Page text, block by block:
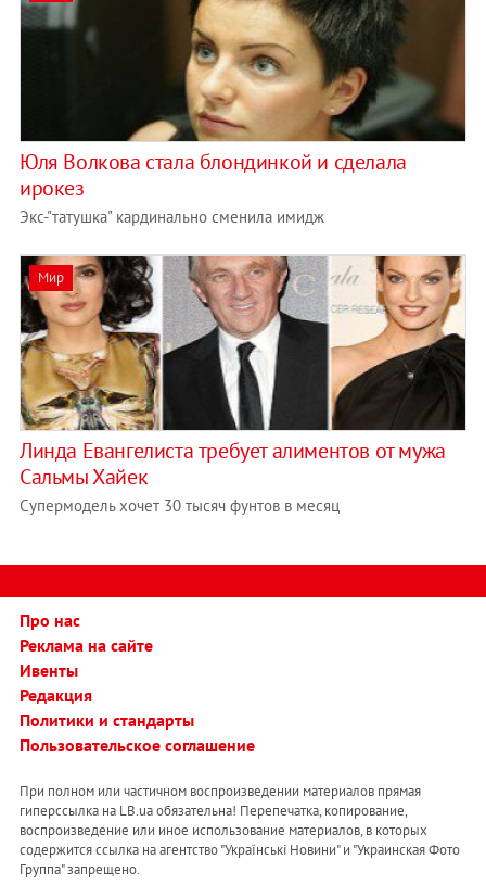
Юля Волкова стала блондинкой и сделала
ирокез
Экс-"татушка" кардинально сменила имидж
Мир
Линда Евангелиста требует алиментов от мужа
Сальмы Хайек
Супермодель хочет 30 тысяч фунтов в месяц
Про нас
Реклама на сайте
Ивенты
Редакция
Политики и стандарты
Пользовательское соглашение
При полном или частичном воспроизведении материалов прямая
гиперссылка на LB.ua обязательна! Перепечатка, копирование,
воспроизведение или иное использование материалов, в которых
содержится ссылка на агентство "Українськi Новини" и "Украинская Фото
Группа" запрещено.